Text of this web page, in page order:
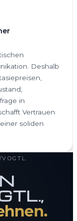
Deshalb
in
Vertrauen
soliden